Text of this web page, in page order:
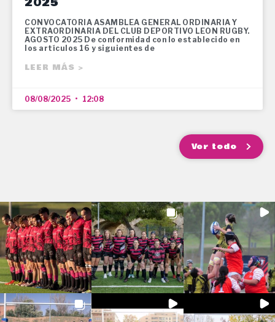
CONVOCATORIA ASAMBLEA GENERAL ORDINARIA Y
EXTRAORDINARIA DEL CLUB DEPORTIVO LEON RUGBY.
AGOSTO 2025 De conformidad con lo establecido en
los artículos 16 y siguientes de
LEER MÁS >
08/08/2025 12:08
Ver todo